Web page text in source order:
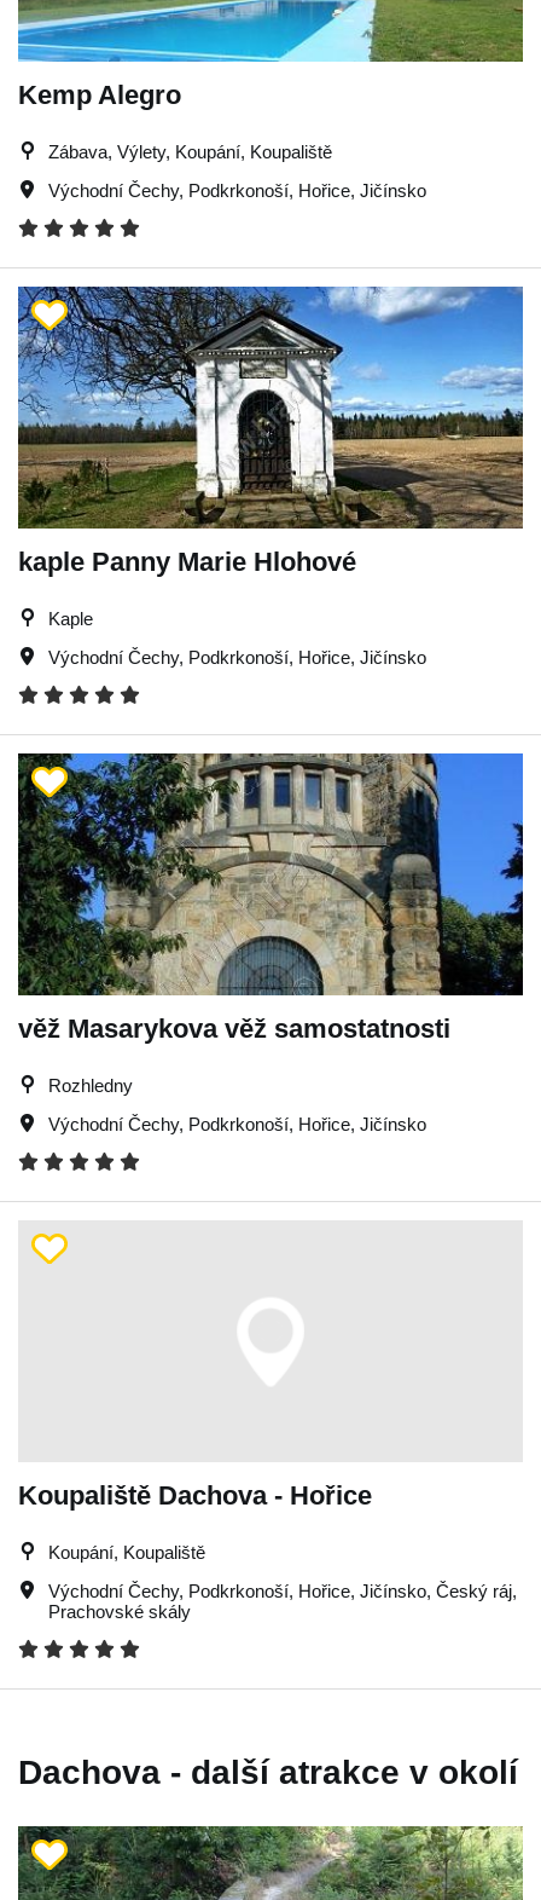
Kemp Alegro
Zábava, Výlety, Koupání, Koupaliště
Východní Čechy, Podkrkonoší, Hořice, Jičínsko
kaple Panny Marie Hlohové
Kaple
Východní Čechy, Podkrkonoší, Hořice, Jičínsko
věž Masarykova věž samostatnosti
Rozhledny
Východní Čechy, Podkrkonoší, Hořice, Jičínsko
Koupaliště Dachova - Hořice
Koupání, Koupaliště
Východní Čechy, Podkrkonoší, Hořice, Jičínsko, Český ráj,
Prachovské skály
Dachova - další atrakce v okolí